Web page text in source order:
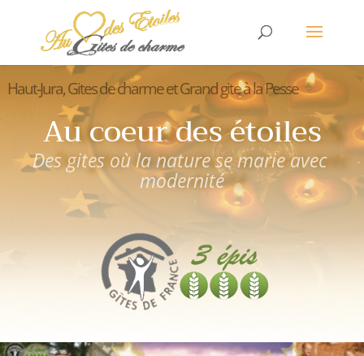
Haut-Jura, Gites de charme et Grand gite à la Pesse
Au coeur des étoiles
Des gites où la nature se marie avec
modernité